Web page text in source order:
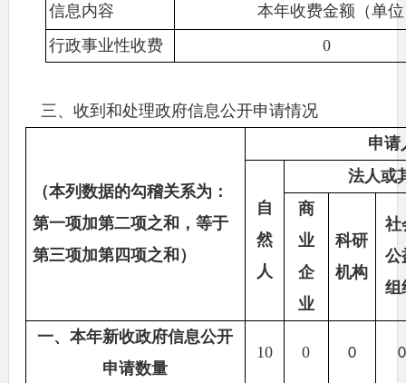
信息内容
本年收费金额（单
行政事业性收费
0
三、收到和处理政府信息公开申请情况
（本列数据的勾稽关系为：
第一项加第二项之和，等于
第三项加第四项之和）
申请
自
然
人
法人或
商
业
企
业
科研
机构
社
公
组
一、本年新收政府信息公开
申请数量
10 0 0 0